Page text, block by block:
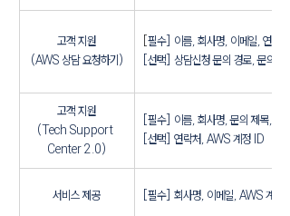
고객 지원
(AWS 상담 요청하기)
필수] 이름, 회사명, 이메일, 연락처
[선택] 상담신청 문의 경로, 문의 내용
고객 지원
(Tech Support
Center 2.0)
[필수] 이름, 회사명, 문의 제목, 문의
[선택] 연락처, AWS 계정 ID
서비스 제공 [필수] 회사명, 이메일, AWS 계정